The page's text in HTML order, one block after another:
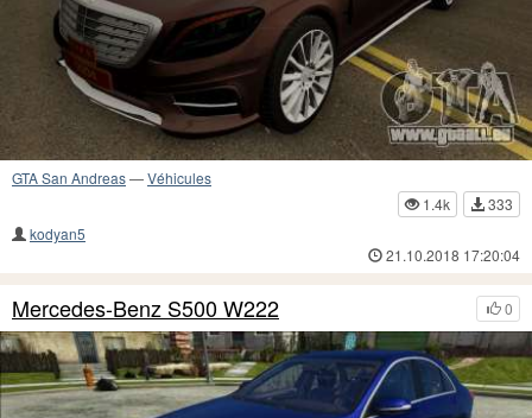
GTA San Andreas—Véhicules
1.4k
333
kodyan5
21.10.2018 17:20:04
0
Mercedes-Benz S500 W222